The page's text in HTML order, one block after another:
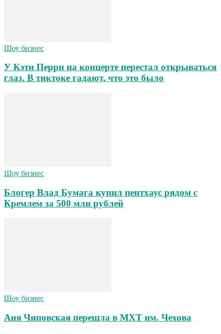
Шоу бизнес
У Кэти Перри на концерте перестал открываться
глаз. В тиктоке гадают, что это было
Шоу бизнес
Блогер Влад Бумага купил пентхаус рядом с
Кремлем за 500 млн рублей
Шоу бизнес
Аня Чиповская перешла в МХТ им. Чехова